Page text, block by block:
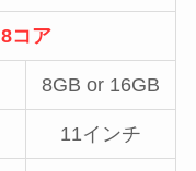
8コア
8GB or 16GB
11インチ